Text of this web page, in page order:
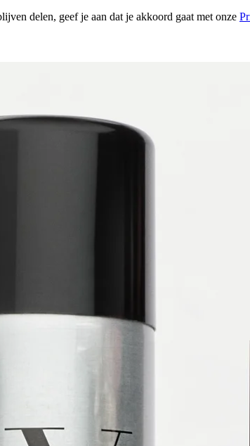
delen, geef je aan dat je akkoord gaat met onze